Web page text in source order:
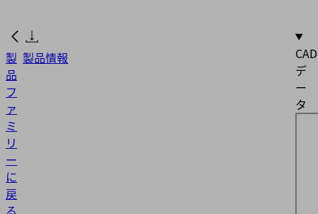
製
品
フ
ァ
ミ
リ
ー
に
戻
製品情報
CAD
デ
ー
タ